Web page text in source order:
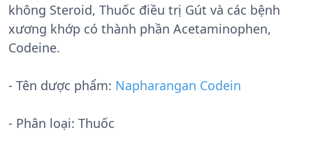
không Steroid, Thuốc điều trị Gút và các bệnh
xương khớp có thành phần Acetaminophen,
Codeine.
- Tên dược phẩm: Napharangan Codein
- Phân loại: Thuốc